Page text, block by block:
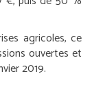
agricoles, ce
ouvertes et
2019.